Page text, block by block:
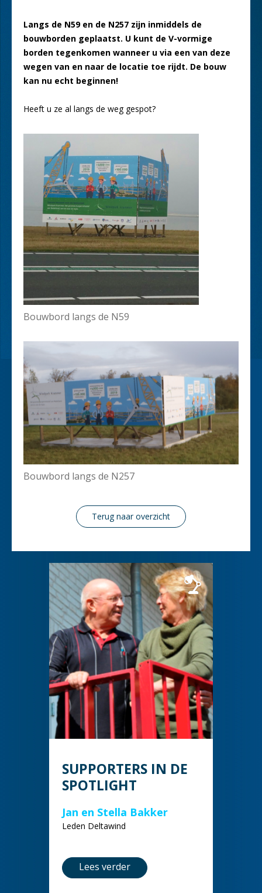
Langs de N59 en de N257 zijn inmiddels de
bouwborden geplaatst. U kunt de V-vormige
borden tegenkomen wanneer u via een van deze
wegen van en naar de locatie toe rijdt. De bouw
kan nu echt beginnen!
Heeft u ze al langs de weg gespot?
Bouwbord langs de N59
Bouwbord langs de N257
Terug naar overzicht
SUPPORTERS IN DE
SPOTLIGHT
Jan en Stella Bakker
Leden Deltawind
Lees verder